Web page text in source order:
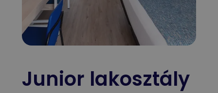
Junior lakosztály